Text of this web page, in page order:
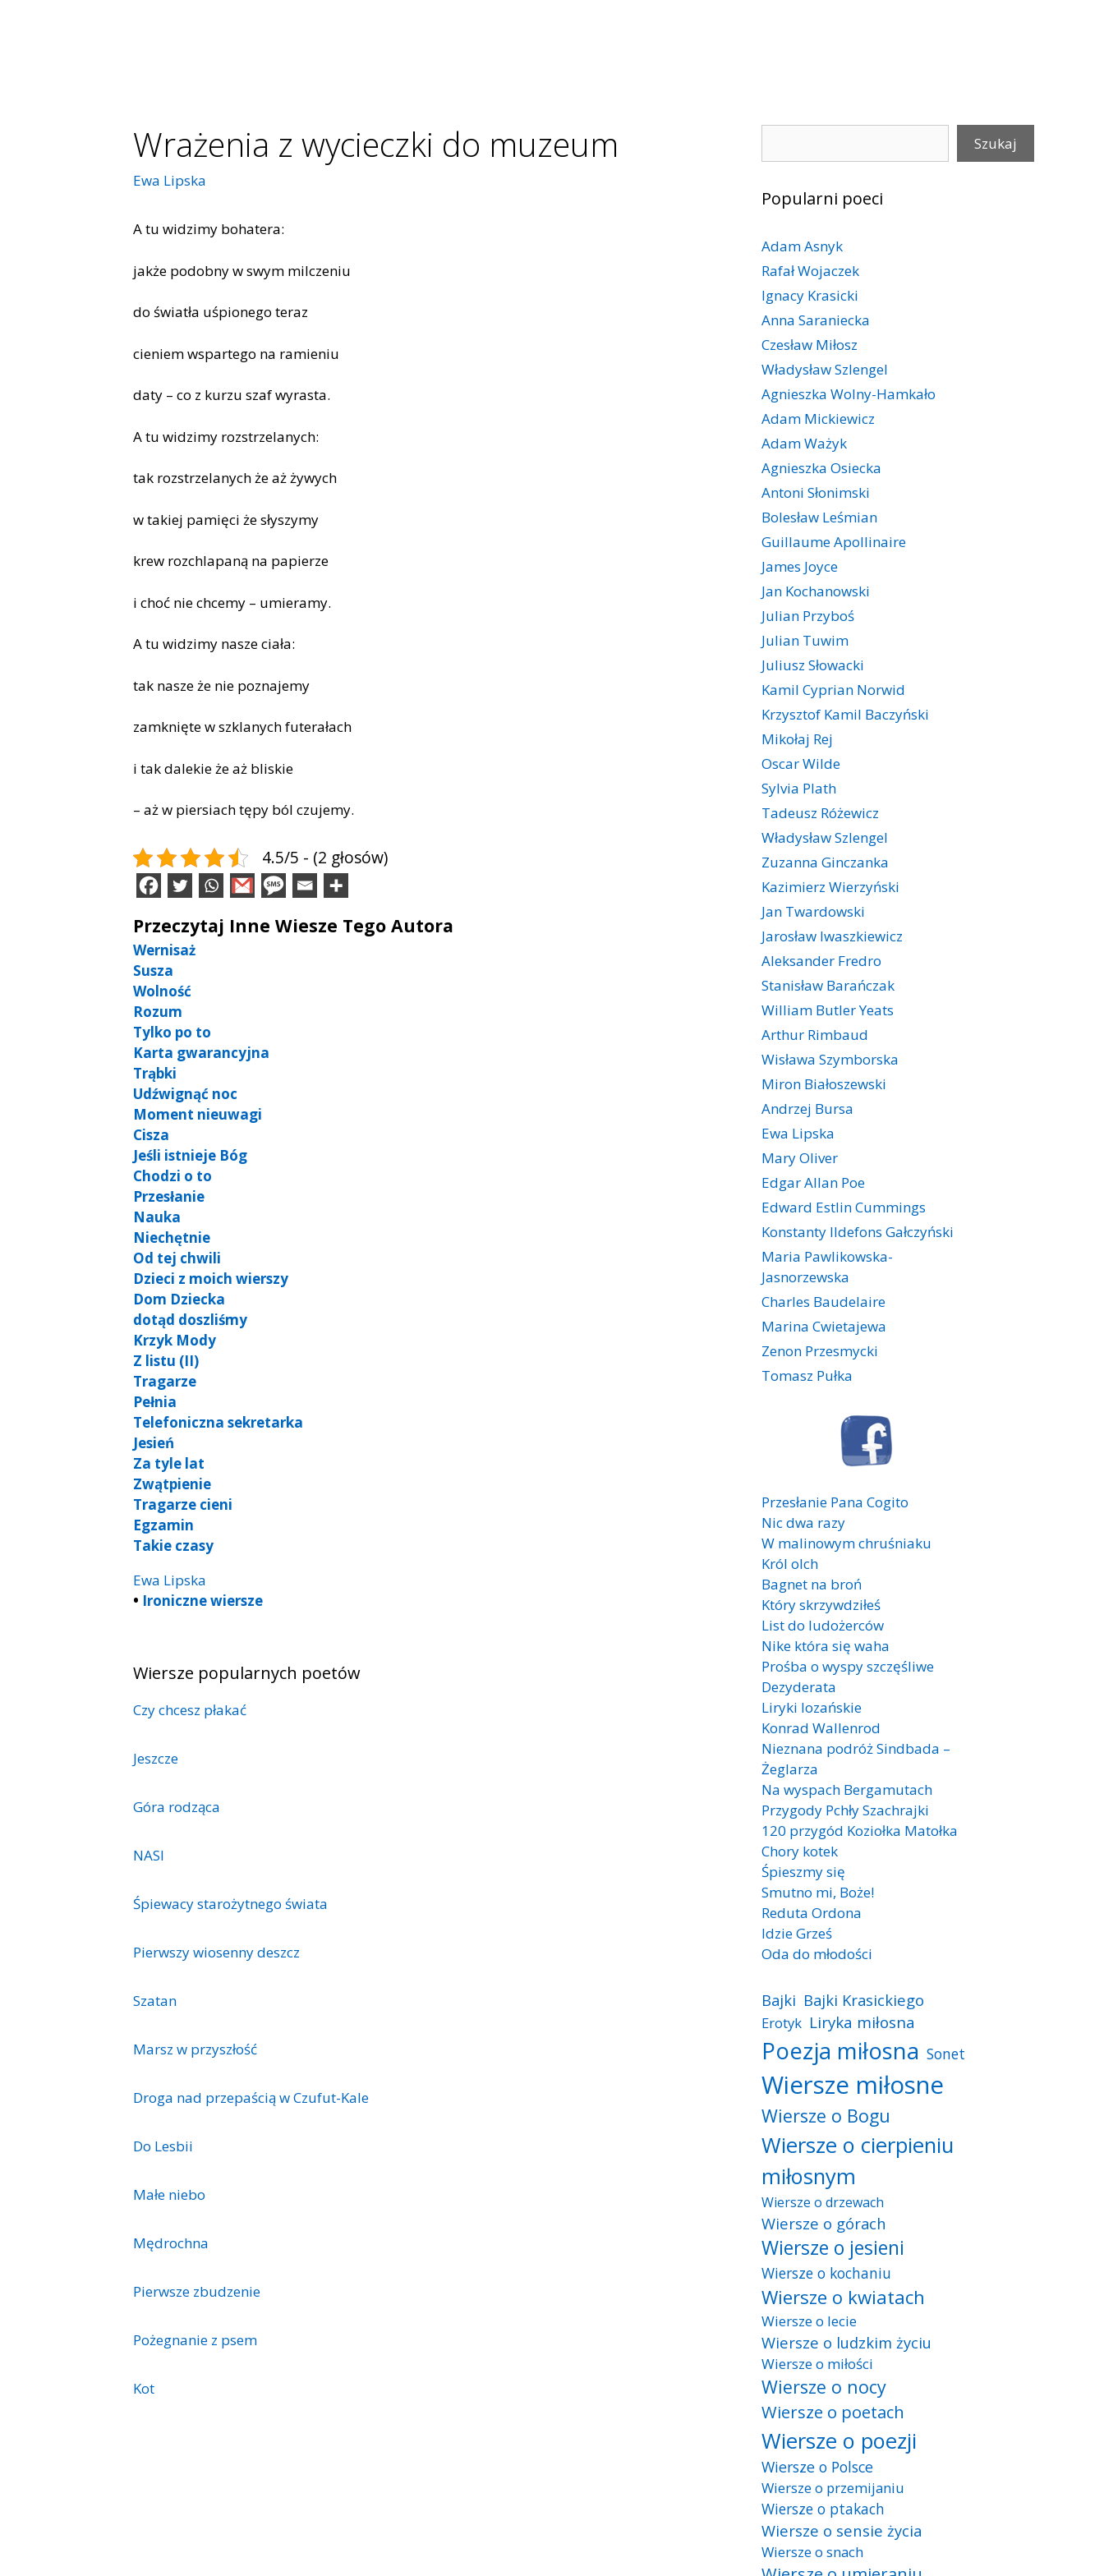
Wrażenia z wycieczki do muzeum
Ewa Lipska
A tu widzimy bohatera:
jakże podobny w swym milczeniu
do światła uśpionego teraz
cieniem wspartego na ramieniu
daty – co z kurzu szaf wyrasta.
A tu widzimy rozstrzelanych:
tak rozstrzelanych że aż żywych
w takiej pamięci że słyszymy
krew rozchlapaną na papierze
i choć nie chcemy – umieramy.
A tu widzimy nasze ciała:
tak nasze że nie poznajemy
zamknięte w szklanych futerałach
i tak dalekie że aż bliskie
– aż w piersiach tępy ból czujemy.
4.5/5 - (2 głosów)
Przeczytaj Inne Wiesze Tego Autora
Wernisaż
Susza
Wolność
Rozum
Tylko po to
Karta gwarancyjna
Trąbki
Udźwignąć noc
Moment nieuwagi
Cisza
Jeśli istnieje Bóg
Chodzi o to
Przesłanie
Nauka
Niechętnie
Od tej chwili
Dzieci z moich wierszy
Dom Dziecka
dotąd doszliśmy
Krzyk Mody
Z listu (II)
Tragarze
Pełnia
Telefoniczna sekretarka
Jesień
Za tyle lat
Zwątpienie
Tragarze cieni
Egzamin
Takie czasy
Ewa Lipska
• Ironiczne wiersze
Wiersze popularnych poetów
Czy chcesz płakać
Jeszcze
Góra rodząca
NASI
Śpiewacy starożytnego świata
Pierwszy wiosenny deszcz
Szatan
Marsz w przyszłość
Droga nad przepaścią w Czufut-Kale
Do Lesbii
Małe niebo
Mędrochna
Pierwsze zbudzenie
Pożegnanie z psem
Kot
Szukaj
Popularni poeci
Adam Asnyk
Rafał Wojaczek
Ignacy Krasicki
Anna Saraniecka
Czesław Miłosz
Władysław Szlengel
Agnieszka Wolny-Hamkało
Adam Mickiewicz
Adam Ważyk
Agnieszka Osiecka
Antoni Słonimski
Bolesław Leśmian
Guillaume Apollinaire
James Joyce
Jan Kochanowski
Julian Przyboś
Julian Tuwim
Juliusz Słowacki
Kamil Cyprian Norwid
Krzysztof Kamil Baczyński
Mikołaj Rej
Oscar Wilde
Sylvia Plath
Tadeusz Różewicz
Władysław Szlengel
Zuzanna Ginczanka
Kazimierz Wierzyński
Jan Twardowski
Jarosław Iwaszkiewicz
Aleksander Fredro
Stanisław Barańczak
William Butler Yeats
Arthur Rimbaud
Wisława Szymborska
Miron Białoszewski
Andrzej Bursa
Ewa Lipska
Mary Oliver
Edgar Allan Poe
Edward Estlin Cummings
Konstanty Ildefons Gałczyński
Maria Pawlikowska-
Jasnorzewska
Charles Baudelaire
Marina Cwietajewa
Zenon Przesmycki
Tomasz Pułka
Przesłanie Pana Cogito
Nic dwa razy
W malinowym chruśniaku
Król olch
Bagnet na broń
Który skrzywdziłeś
List do ludożerców
Nike która się waha
Prośba o wyspy szczęśliwe
Dezyderata
Liryki lozańskie
Konrad Wallenrod
Nieznana podróż Sindbada –
Żeglarza
Na wyspach Bergamutach
Przygody Pchły Szachrajki
120 przygód Koziołka Matołka
Chory kotek
Śpieszmy się
Smutno mi, Boże!
Reduta Ordona
Idzie Grześ
Oda do młodości
Bajki Bajki Krasickiego
Erotyk Liryka miłosna
Poezja miłosna Sonet
Wiersze miłosne
Wiersze o Bogu
Wiersze o cierpieniu
miłosnym
Wiersze o drzewach
Wiersze o górach
Wiersze o jesieni
Wiersze o kochaniu
Wiersze o kwiatach
Wiersze o lecie
Wiersze o ludzkim życiu
Wiersze o miłości
Wiersze o nocy
Wiersze o poetach
Wiersze o poezji
Wiersze o Polsce
Wiersze o przemijaniu
Wiersze o ptakach
Wiersze o sensie życia
Wiersze o snach